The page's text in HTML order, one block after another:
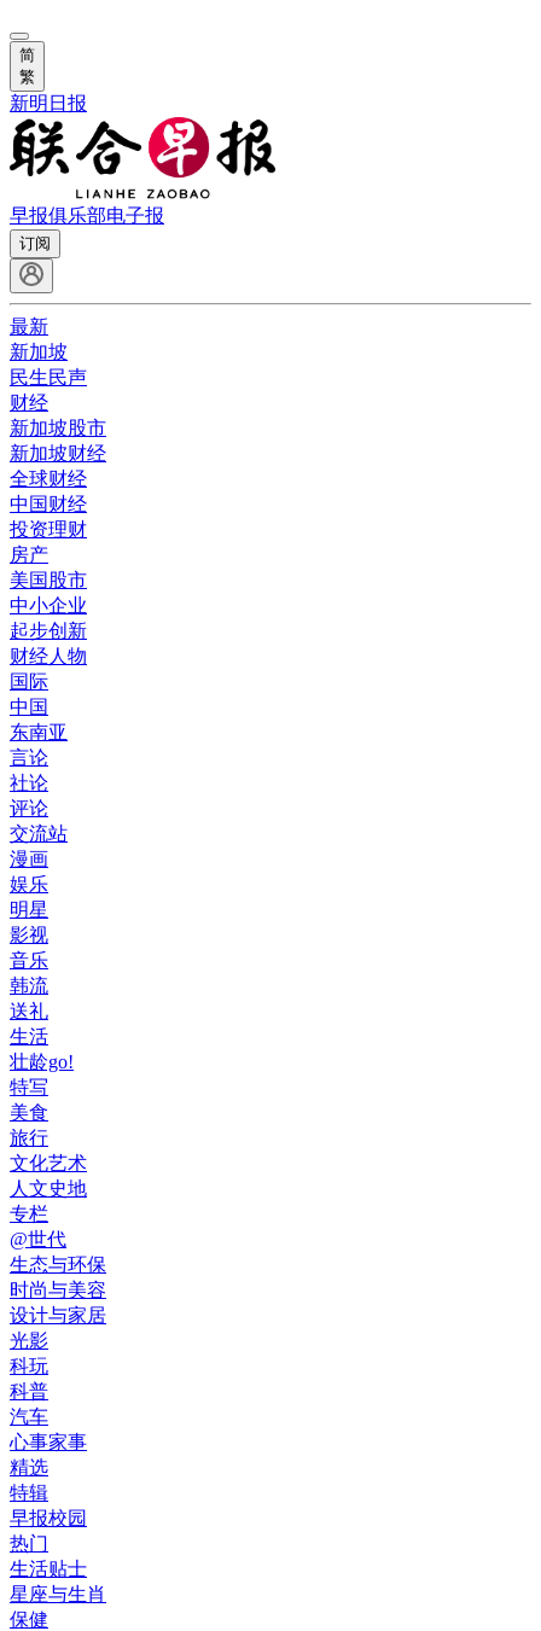
简
繁
新明日报
早报俱乐部电子报
订阅
最新
新加坡
民生民声
财经
新加坡股市
新加坡财经
全球财经
中国财经
投资理财
房产
美国股市
中小企业
起步创新
财经人物
国际
中国
东南亚
言论
社论
评论
交流站
漫画
娱乐
明星
影视
音乐
韩流
送礼
生活
壮龄go!
特写
美食
旅行
文化艺术
人文史地
专栏
@世代
生态与环保
时尚与美容
设计与家居
光影
科玩
科普
汽车
心事家事
精选
特辑
早报校园
热门
生活贴士
星座与生肖
保健